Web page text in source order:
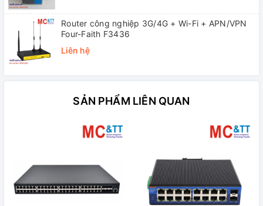
Router công nghiệp 3G/4G + Wi-Fi + APN/VPN
Four-Faith F3436
Liên hệ
SẢN PHẨM LIÊN QUAN